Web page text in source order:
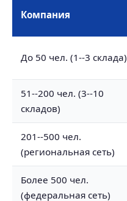
Компания
До 50 чел. (1--3 склада)
51--200 чел. (3--10
складов)
201--500 чел.
(региональная сеть)
Более 500 чел.
(федеральная сеть)